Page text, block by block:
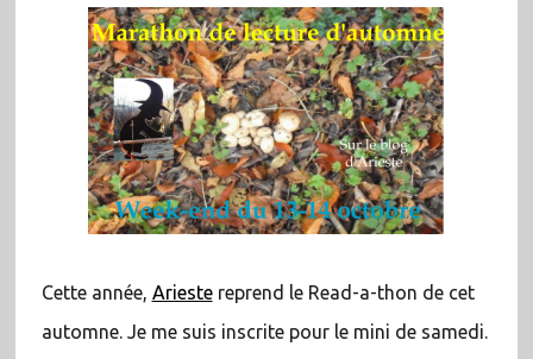
Cette année, Ariestereprend le Read-a-thon de cet
automne. Je me suis inscrite pour le mini de samedi.